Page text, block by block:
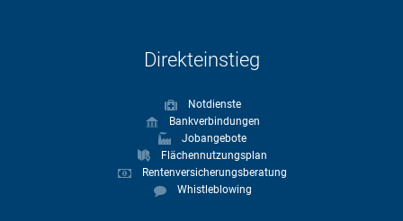
Direkteinstieg
Notdienste
Bankverbindungen
Jobangebote
Flächennutzungsplan
Rentenversicherungsberatung
Whistleblowing